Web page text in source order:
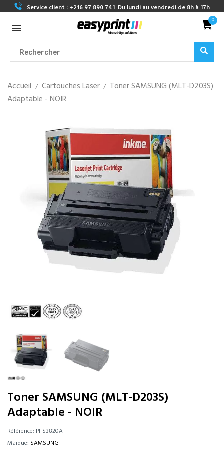
Service client : +216 97 890 741 Du lundi au vendredi de 8h à 17h
0
Accueil Cartouches Laser
Toner SAMSUNG (MLT-D203S)
Adaptable - NOIR
Toner SAMSUNG (MLT-D203S)
Adaptable - NOIR
Référence: PI-S3820A
Marque: SAMSUNG